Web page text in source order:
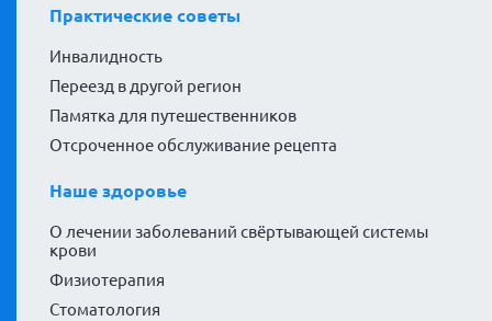
Практические советы
Инвалидность
Переезд в другой регион
Памятка для путешественников
Отсроченное обслуживание рецепта
Наше здоровье
О лечении заболеваний свёртывающей системы
крови
Физиотерапия
Стоматология